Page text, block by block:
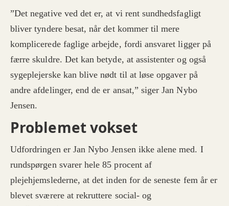
”Det negative ved det er, at vi rent sundhedsfagligt
bliver tyndere besat, når det kommer til mere
komplicerede faglige arbejde, fordi ansvaret ligger på
færre skuldre. Det kan betyde, at assistenter og også
sygeplejerske kan blive nødt til at løse opgaver på
andre afdelinger, end de er ansat,” siger Jan Nybo
Jensen.
Problemet vokset
Udfordringen er Jan Nybo Jensen ikke alene med. I
rundspørgen svarer hele 85 procent af
plejehjemslederne, at det inden for de seneste fem år er
blevet sværere at rekruttere social- og